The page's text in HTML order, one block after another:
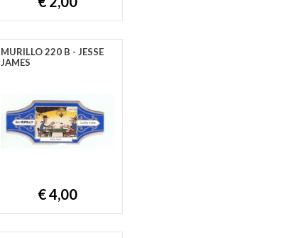
MURILLO 220 B - JESSE
JAMES
€ 4,00